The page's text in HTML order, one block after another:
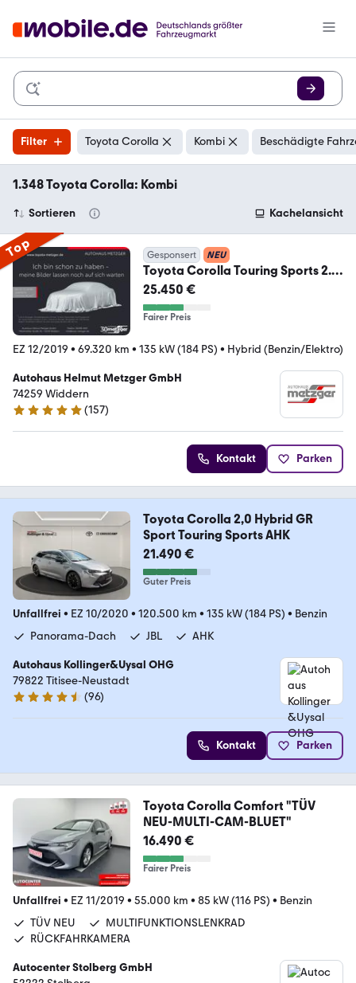
Filter Toyota Corolla Kombi Beschädigte
1.348 Toyota Corolla: Kombi
Sortieren Kachelansicht
Top Gesponsert NEU
Toyota Corolla Touring Sports 2.0
Hybrid GR SPORT +JBL
25.450 €
Fairer Preis
EZ 12/2019 • 69.320 km • 135 kW (184 PS) • Hybrid (Benzin/Elektro)
Autohaus Helmut Metzger GmbH
74259 Widdern
4.9 Sterne
(157)
Kontakt Parken
Toyota Corolla 2,0 Hybrid GR
Sport Touring Sports AHK
21.490 €
Guter Preis
Unfallfrei • EZ 10/2020 • 120.500 km • 135 kW (184 PS) • Benzin
Panorama-Dach
JBL AHK
Autohaus Kollinger&Uysal OHG
79822 Titisee-Neustadt
4.7 Sterne
(96)
Kontakt Parken
Toyota Corolla Comfort "TÜV
NEU-MULTI-CAM-BLUET"
16.490 €
Fairer Preis
Unfallfrei • EZ 11/2019 • 55.000 km • 85 kW (116 PS) • Benzin
TÜV NEU
MULTIFUNKTIONSLENKRAD
RÜCKFAHRKAMERA
Autocenter Stolberg GmbH